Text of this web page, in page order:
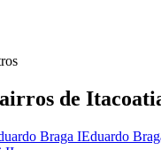
de
Braga IEduardo